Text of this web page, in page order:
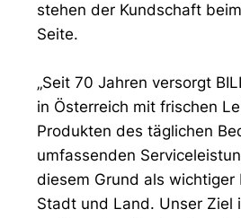
stehen der Kundschaft
Seite.
„Seit 70 Jahren versorgt
in Österreich mit frischen
Produkten des täglichen
umfassenden
diesem Grund als wichtiger
Stadt und Land. Unser Ziel